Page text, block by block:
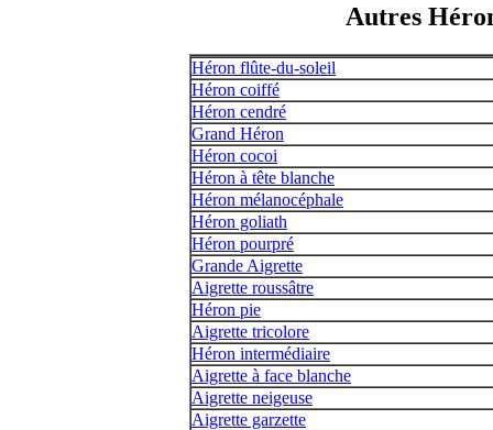
Autres
Héron flûte-du-soleil
Héron coiffé
Héron cendré
Grand Héron
Héron cocoi
Héron à tête blanche
Héron mélanocéphale
Héron goliath
Héron pourpré
Grande Aigrette
Aigrette roussâtre
Héron pie
Aigrette tricolore
Héron intermédiaire
Aigrette à face blanche
Aigrette neigeuse
Aigrette garzette